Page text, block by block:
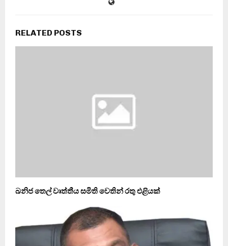
RELATED POSTS
ඛනිජ තෙල් වෘත්තීය සමිති වෙතින් රතු එළියක්